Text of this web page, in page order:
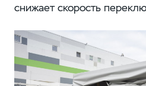
снижает скорость